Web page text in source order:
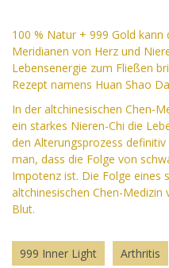
100 % Natur + 999 Gold kann
Meridianen von Herz und
Lebensenergie zum Fließen
Rezept namens Huan Shao
In der altchinesischen Chen-
ein starkes Nieren-Chi die
den Alterungsprozess
man, dass die Folge von
Impotenz ist. Die Folge eines
altchinesischen Chen-
Blut.
999 Inner Light Arthritis